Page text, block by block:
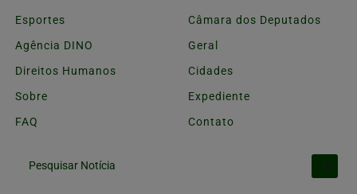
Esportes
Câmara dos Deputados
Agência DINO
Geral
Direitos Humanos
Cidades
Sobre
Expediente
FAQ
Contato
Pesquisar Notícia